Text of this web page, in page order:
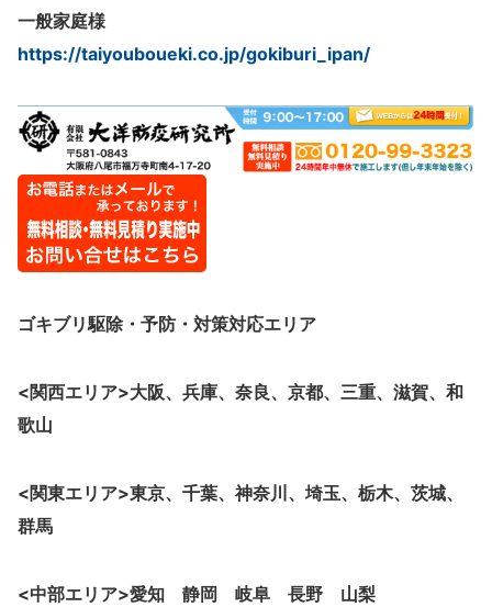
一般家庭様
https://taiyouboueki.co.jp/gokiburi_ipan/
ゴキブリ駆除・予防・対策対応エリア
<関西エリア>大阪、 兵庫、奈良、京都、三重、滋賀、和
歌山
<関東エリア>東京、千葉、神奈川、埼玉、栃木、茨城、
群馬
<中部エリア>愛知 静岡 岐阜 長野 山梨